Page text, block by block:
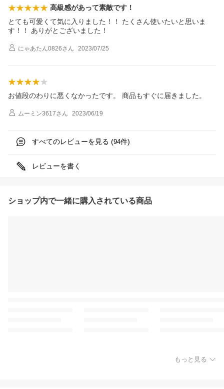
高級感があって素敵です！
とても可愛くて気に入りました！！ たくさん使いたいと思いま
す！！ ありがとございました！
にゃあたん0826さん 2023/07/25
お値段のわりに悪くなかったです。 商品もすぐに届きました。
ムーミン3617さん 2023/06/19
すべてのレビューを見る (94件)
レビューを書く
ショップ内で一緒に購入されている商品
もっと見る